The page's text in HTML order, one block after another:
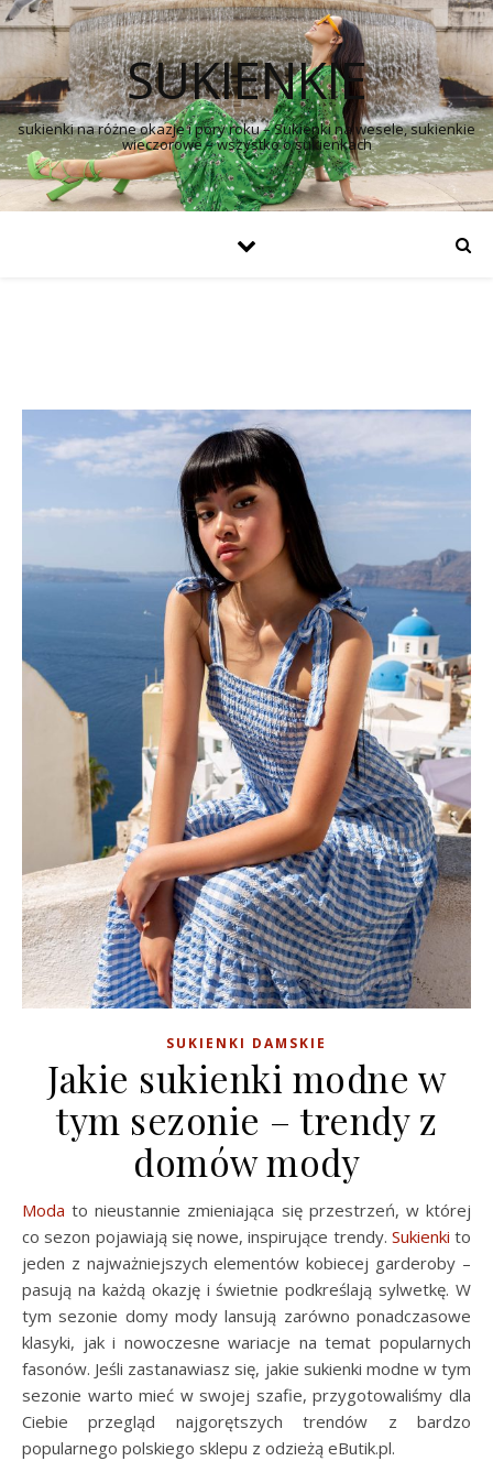
SUKIENKIE
sukienki na różne okazje i pory roku – Sukienki na wesele, sukienkie
wieczorowe – wszystko o sukienkach
SUKIENKI DAMSKIE
Jakie sukienki modne w
tym sezonie – trendy z
domów mody
Moda to nieustannie zmieniająca się przestrzeń, w której
co sezon pojawiają się nowe, inspirujące trendy. Sukienki to
jeden z najważniejszych elementów kobiecej garderoby –
pasują na każdą okazję i świetnie podkreślają sylwetkę. W
tym sezonie domy mody lansują zarówno ponadczasowe
klasyki, jak i nowoczesne wariacje na temat popularnych
fasonów. Jeśli zastanawiasz się, jakie sukienki modne w tym
sezonie warto mieć w swojej szafie, przygotowaliśmy dla
Ciebie przegląd najgorętszych trendów z bardzo
popularnego polskiego sklepu z odzieżą eButik.pl.